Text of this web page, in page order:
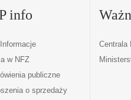
info
w NFZ
publiczne
o sprzedaży
Centrala